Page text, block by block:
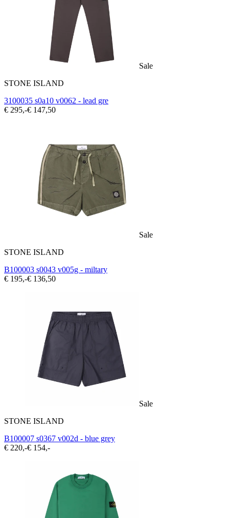
Sale
STONE ISLAND
3100035 s0a10 v0062 - lead gre
€ 295,-€ 147,50
Sale
STONE ISLAND
B100003 s0043 v005g - miltary
€ 195,-€ 136,50
Sale
STONE ISLAND
B100007 s0367 v002d - blue grey
€ 220,-€ 154,-